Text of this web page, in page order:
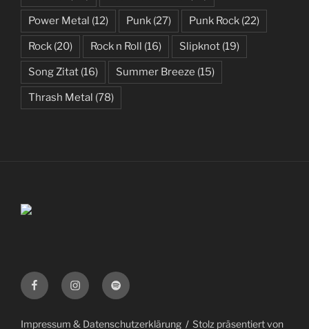
Power Metal (12) Punk (27) Punk Rock (22)
Rock (20) Rock n Roll (16) Slipknot (19)
Song Zitat (16) Summer Breeze (15)
Thrash Metal (78)
FacebookInstagramSpotify
Impressum & Datenschutzerklärung Stolz präsentiert von